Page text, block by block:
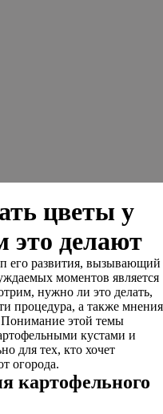
цветы у
это делают
его развития, вызывающий
моментов является
нужно ли это делать,
процедура, а также мнения
Понимание этой темы
кустами и
для тех, кто хочет
огорода.
картофельного